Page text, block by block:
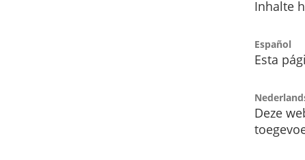
Inhalte
Español
Esta
Deze